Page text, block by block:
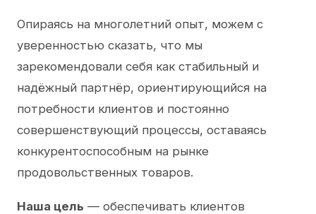
Опираясь на многолетний опыт, можем с
уверенностью сказать, что мы
зарекомендовали себя как стабильный и
надёжный партнёр, ориентирующийся на
потребности клиентов и постоянно
совершенствующий процессы, оставаясь
конкурентоспособным на рынке
продовольственных товаров.
Наша цель — обеспечивать клиентов